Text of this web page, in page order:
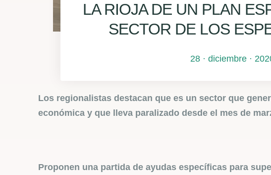
LA RIOJA DE UN PLAN
SECTOR DE LOS
28 · diciembre ·
Los regionalistas destacan que es un sector que
económica y que lleva paralizado desde el mes de
Proponen una partida de ayudas específicas para